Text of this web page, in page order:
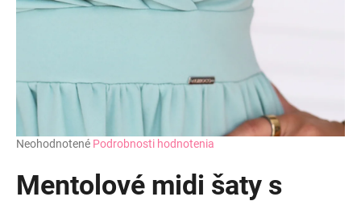
Priemerné
produktu
je
Neohodnotené Podrobnosti hodnotenia
Mentolové midi šaty s